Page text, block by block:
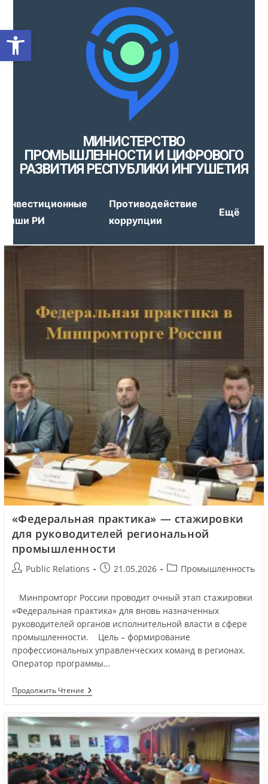
Открыть панель
МИНИСТЕРСТВО
ПРОМЫШЛЕННОСТИ И ЦИФРОВОГО
РАЗВИТИЯ РЕСПУБЛИКИ ИНГУШЕТИЯ
Инвестиционные
ниши РИ
Противодействие
коррупции
Ещё
«Федеральная практика» — стажировки
для руководителей региональной
промышленности
Public Relations 21.05.2026 Промышленность
Минпромторг России проводит очный этап стажировки
«Федеральная практика» для вновь назначенных
руководителей органов исполнительной власти в сфере
промышленности. Цель – формирование
профессиональных управленческих команд в регионах.
Оператор программы…
Продолжить Чтение